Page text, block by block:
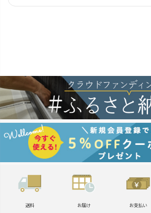
送料 お届け お支払い